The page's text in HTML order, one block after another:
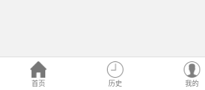
首页 历史 我的